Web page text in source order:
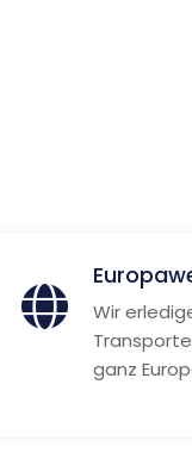
Wir
ganz